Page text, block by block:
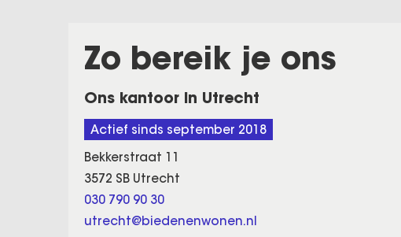
Zo bereik je ons
Ons kantoor in Utrecht
Actief sinds september 2018
Bekkerstraat 11
3572 SB Utrecht
030 790 90 30
utrecht@biedenenwonen.nl